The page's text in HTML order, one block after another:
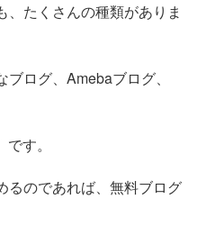
、たくさんの種類がありま
ログ、Amebaブログ、
す。
るのであれば、無料ブログ